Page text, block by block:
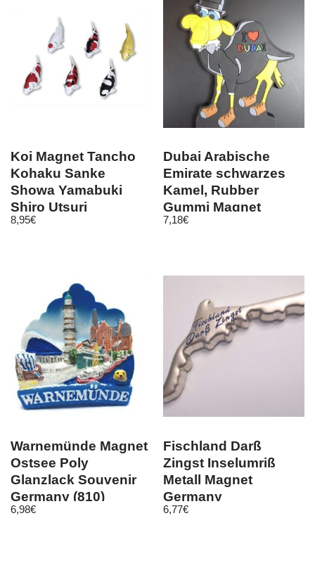
Koi Magnet Tancho
Kohaku Sanke
Showa Yamabuki
Shiro Utsuri
Geschenk Teich
8,95€
Dubai Arabische
Emirate schwarzes
Kamel, Rubber
Gummi Magnet
Souvenir(113)
7,18€
Warnemünde Magnet
Ostsee Poly
Glanzlack Souvenir
Germany (810)
6,98€
Fischland Darß
Zingst Inselumriß
Metall Magnet
Germany
Deutschland
6,77€